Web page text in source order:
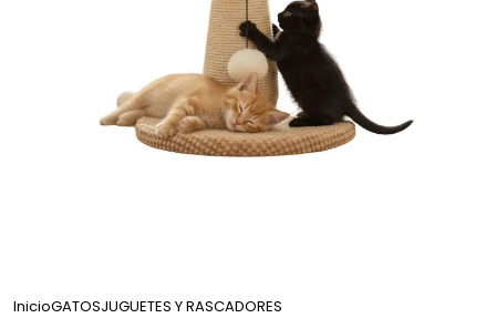
InicioGATOSJUGUETES Y RASCADORES